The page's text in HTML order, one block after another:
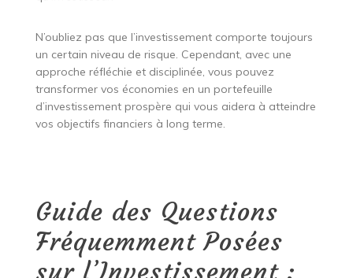
N’oubliez pas que l’investissement comporte toujours
un certain niveau de risque. Cependant, avec une
approche réfléchie et disciplinée, vous pouvez
transformer vos économies en un portefeuille
d’investissement prospère qui vous aidera à atteindre
vos objectifs financiers à long terme.
Guide des Questions
Fréquemment Posées
sur l’Investissement :